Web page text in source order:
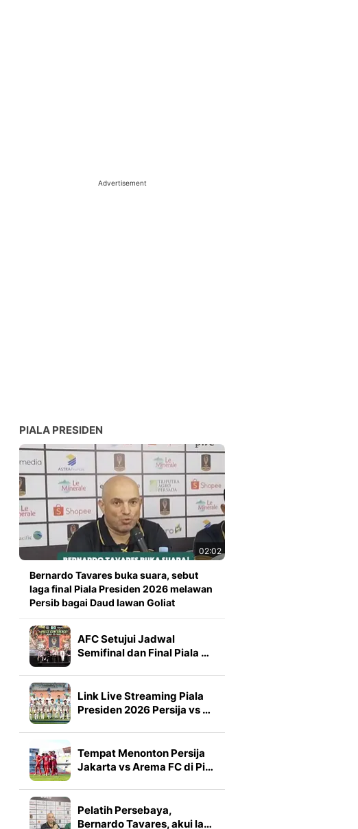
Advertisement
PIALA PRESIDEN
02:02
Bernardo Tavares buka suara, sebut
laga final Piala Presiden 2026 melawan
Persib bagai Daud lawan Goliat
AFC Setujui Jadwal
Semifinal dan Final Piala …
Link Live Streaming Piala
Presiden 2026 Persija vs …
Tempat Menonton Persija
Jakarta vs Arema FC di Pi…
Pelatih Persebaya,
Bernardo Tavares, akui la…